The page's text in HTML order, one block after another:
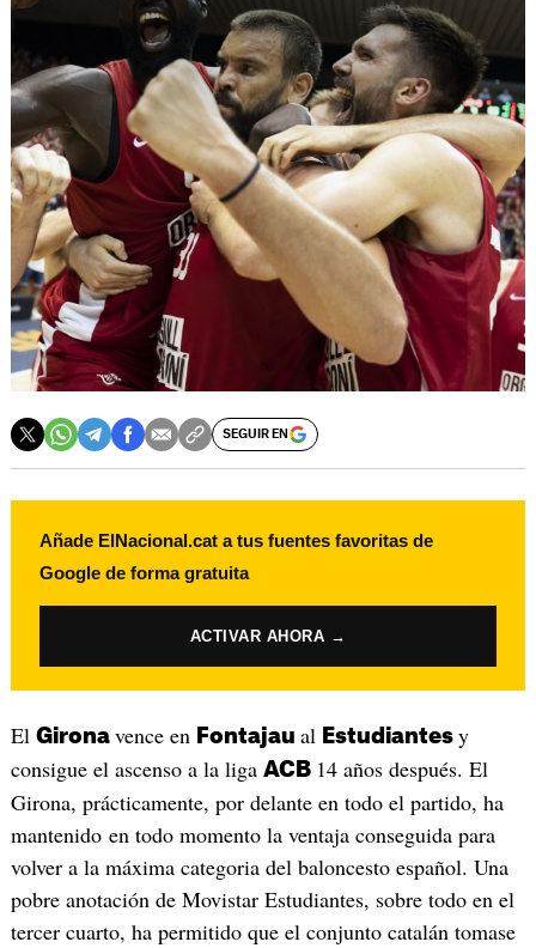
SEGUIR EN
Añade ElNacional.cat a tus fuentes favoritas de
Google de forma gratuita
ACTIVAR AHORA →
El Girona vence en Fontajau al Estudiantes y
consigue el ascenso a la liga ACB 14 años después. El
Girona, prácticamente, por delante en todo el partido, ha
mantenido en todo momento la ventaja conseguida para
volver a la máxima categoria del baloncesto español. Una
pobre anotación de Movistar Estudiantes, sobre todo en el
tercer cuarto, ha permitido que el conjunto catalán tomase